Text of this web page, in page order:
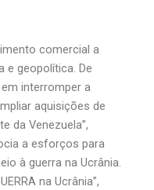
comercial a
e geopolítica. De
interromper a
aquisições de
da Venezuela”,
a esforços para
à guerra na Ucrânia.
na Ucrânia”,